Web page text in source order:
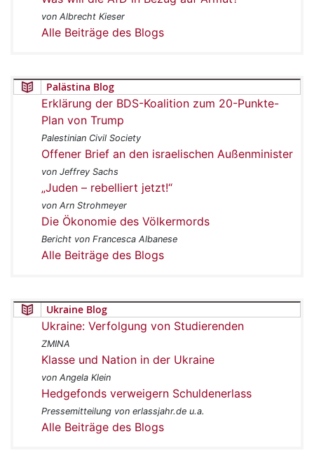
von Albrecht Kieser
Alle Beiträge des Blogs
Palästina Blog
Erklärung der BDS-Koalition zum 20-Punkte-
Plan von Trump
Palestinian Civil Society
Offener Brief an den israelischen Außenminister
von Jeffrey Sachs
„Juden – rebelliert jetzt!“
von Arn Strohmeyer
Die Ökonomie des Völkermords
Bericht von Francesca Albanese
Alle Beiträge des Blogs
Ukraine Blog
Ukraine: Verfolgung von Studierenden
ZMINA
Klasse und Nation in der Ukraine
von Angela Klein
Hedgefonds verweigern Schuldenerlass
Pressemitteilung von erlassjahr.de u.a.
Alle Beiträge des Blogs